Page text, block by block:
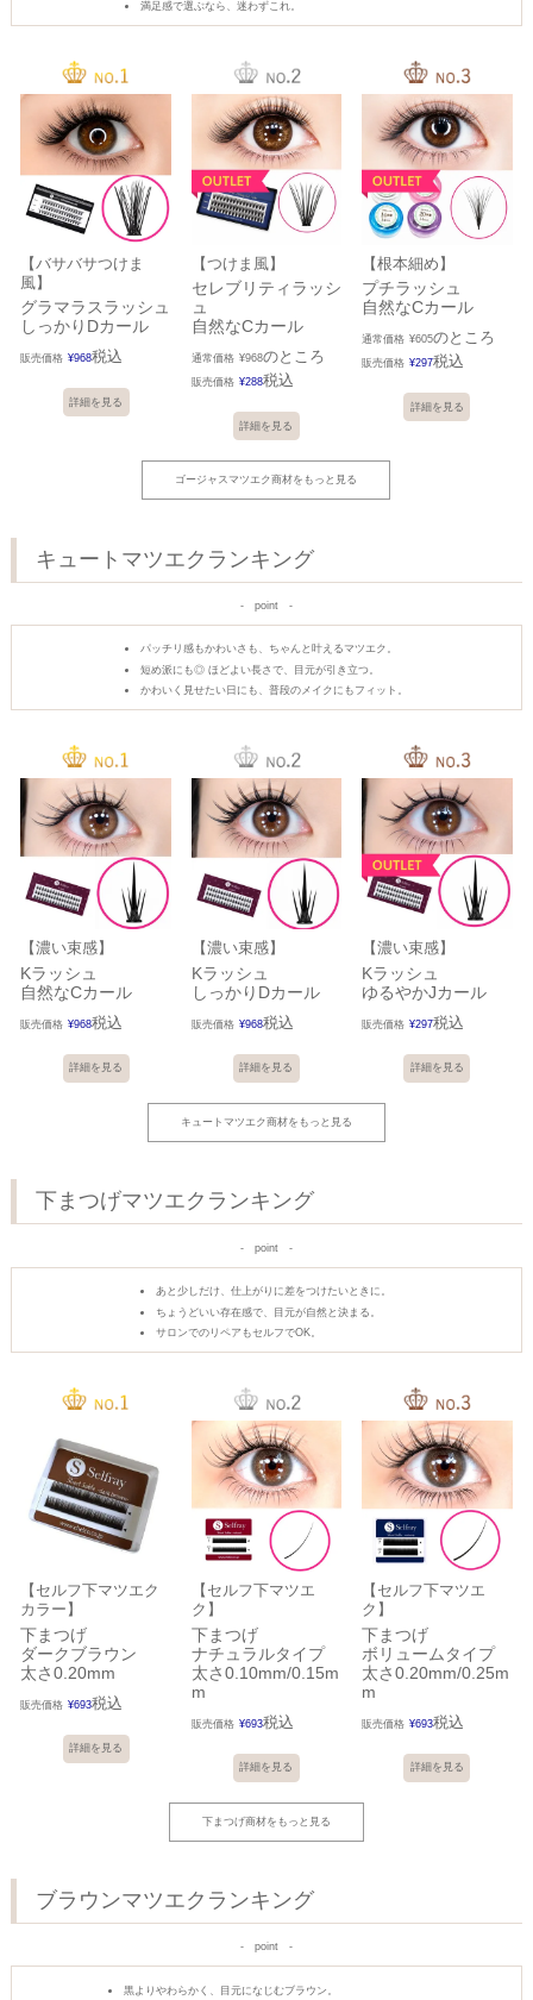
満足感で選ぶなら、迷わずこれ。
【バサバサつけま
風】
グラマラスラッシュ
しっかりDカール
販売価格 ¥968税込
詳細を見る
【つけま風】
セレブリティラッシ
ュ
自然なCカール
通常価格 ¥968のところ
販売価格 ¥288税込
詳細を見る
【根本細め】
プチラッシュ
自然なCカール
通常価格 ¥605のところ
販売価格 ¥297税込
詳細を見る
ゴージャスマツエク商材をもっと見る
キュートマツエクランキング
point
パッチリ感もかわいさも、ちゃんと叶えるマツエク。
短め派にも◎ ほどよい長さで、目元が引き立つ。
かわいく見せたい日にも、普段のメイクにもフィット。
【濃い束感】
Kラッシュ
自然なCカール
販売価格 ¥968税込
詳細を見る
【濃い束感】
Kラッシュ
しっかりDカール
販売価格 ¥968税込
詳細を見る
【濃い束感】
Kラッシュ
ゆるやかJカール
販売価格 ¥297税込
詳細を見る
キュートマツエク商材をもっと見る
下まつげマツエクランキング
point
あと少しだけ、仕上がりに差をつけたいときに。
ちょうどいい存在感で、目元が自然と決まる。
サロンでのリペアもセルフでOK。
【セルフ下マツエク
カラー】
下まつげ
ダークブラウン
太さ0.20mm
販売価格 ¥693税込
詳細を見る
【セルフ下マツエ
ク】
下まつげ
ナチュラルタイプ
太さ0.10mm/0.15m
m
販売価格 ¥693税込
詳細を見る
【セルフ下マツエ
ク】
下まつげ
ボリュームタイプ
太さ0.20mm/0.25m
m
販売価格 ¥693税込
詳細を見る
下まつげ商材をもっと見る
ブラウンマツエクランキング
point
黒よりやわらかく、目元になじむブラウン。